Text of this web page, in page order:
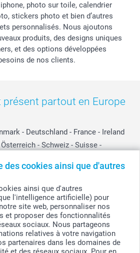
des cookies ainsi que d'autres
ainsi que d'autres
l'intelligence artificielle) pour
site web, personnaliser nos
et proposer des fonctionnalités
sociaux. Nous partageons
relatives à votre navigation
partenaires dans les domaines de
photo sur toile, calendrier
stickers photo et bien d’autres
personnalisés. Nous ajoutons
produits, des designs uniques
et des options développées
de nos clients.
partout en Europe
- Deutschland - France - Ireland
Österreich - Schweiz - Suisse -
droits réservés
(€), TVA incluse et hors frais de port.